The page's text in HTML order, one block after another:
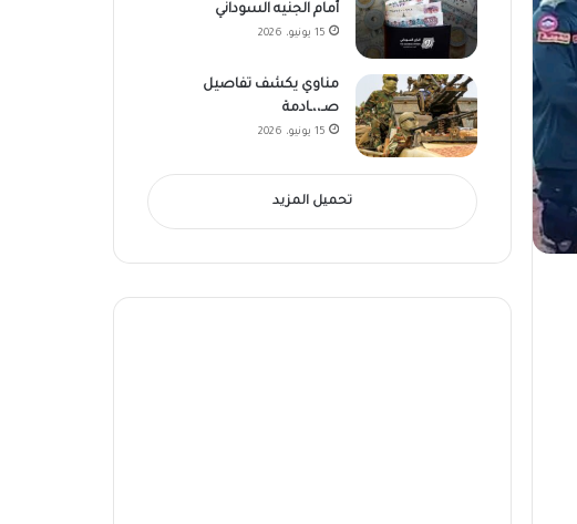
أمام الجنيه السوداني
15 يونيو، 2026
مناوي يكشف تفاصيل
صـ،،ـادمة
15 يونيو، 2026
تحميل المزيد